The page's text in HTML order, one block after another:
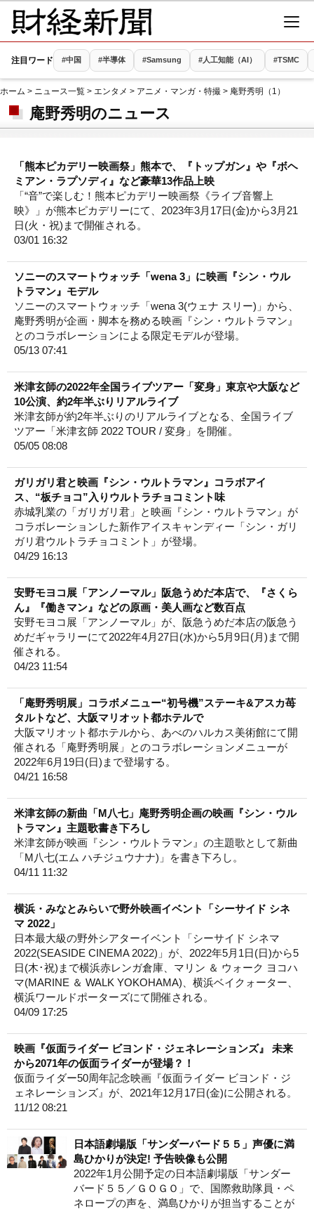
注目ワード #中国 #半導体 #Samsung #人工知能（AI） #TSMC
ホーム > ニュース一覧 > エンタメ > アニメ・マンガ・特撮 > 庵野秀明（1）
庵野秀明のニュース
「熊本ピカデリー映画祭」熊本で、『トップガン』や『ボヘ
ミアン・ラプソディ』など豪華13作品上映
「“音”で楽しむ！熊本ピカデリー映画祭《ライブ音響上
映》」が熊本ピカデリーにて、2023年3月17日(金)から3月21
日(火・祝)まで開催される。
03/01 16:32
ソニーのスマートウォッチ「wena 3」に映画『シン・ウル
トラマン』モデル
ソニーのスマートウォッチ「wena 3(ウェナ スリー)」から、
庵野秀明が企画・脚本を務める映画『シン・ウルトラマン』
とのコラボレーションによる限定モデルが登場。
05/13 07:41
米津玄師の2022年全国ライブツアー「変身」東京や大阪など
10公演、約2年半ぶりリアルライブ
米津玄師が約2年半ぶりのリアルライブとなる、全国ライブ
ツアー「米津玄師 2022 TOUR / 変身」を開催。
05/05 08:08
ガリガリ君と映画『シン・ウルトラマン』コラボアイ
ス、“板チョコ”入りウルトラチョコミント味
赤城乳業の「ガリガリ君」と映画『シン・ウルトラマン』が
コラボレーションした新作アイスキャンディー「シン・ガリ
ガリ君ウルトラチョコミント」が登場。
04/29 16:13
安野モヨコ展「アンノーマル」阪急うめだ本店で、『さくら
ん』『働きマン』などの原画・美人画など数百点
安野モヨコ展「アンノーマル」が、阪急うめだ本店の阪急う
めだギャラリーにて2022年4月27日(水)から5月9日(月)まで開
催される。
04/23 11:54
「庵野秀明展」コラボメニュー“初号機”ステーキ&アスカ苺
タルトなど、大阪マリオット都ホテルで
大阪マリオット都ホテルから、あべのハルカス美術館にて開
催される「庵野秀明展」とのコラボレーションメニューが
2022年6月19日(日)まで登場する。
04/21 16:58
米津玄師の新曲「M八七」庵野秀明企画の映画『シン・ウル
トラマン』主題歌書き下ろし
米津玄師が映画『シン・ウルトラマン』の主題歌として新曲
「M八七(エム ハチジュウナナ)」を書き下ろし。
04/11 11:32
横浜・みなとみらいで野外映画イベント「シーサイド シネ
マ 2022」
日本最大級の野外シアターイベント「シーサイド シネマ
2022(SEASIDE CINEMA 2022)」が、2022年5月1日(日)から5
日(木･祝)まで横浜赤レンガ倉庫、マリン ＆ ウォーク ヨコハ
マ(MARINE ＆ WALK YOKOHAMA)、横浜ベイクォーター、
横浜ワールドポーターズにて開催される。
04/09 17:25
映画『仮面ライダー ビヨンド・ジェネレーションズ』 未来
から2071年の仮面ライダーが登場？！
仮面ライダー50周年記念映画『仮面ライダー ビヨンド・ジ
ェネレーションズ』が、2021年12月17日(金)に公開される。
11/12 08:21
日本語劇場版「サンダーバード５５」声優に満
島ひかりが決定! 予告映像も公開
2022年1月公開予定の日本語劇場版「サンダー
バード５５／ＧＯＧＯ」で、国際救助隊員・ペ
ネロープの声を、満島ひかりが担当することが